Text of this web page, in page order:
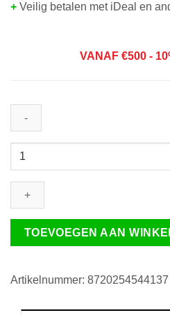
+ Veilig betalen met iDeal en
VANAF €500 -
DS3107
Extra
Mini
raamsensor
alarmsysteem
TOEVOEGEN AAN
Artikelnummer: 8720254544137